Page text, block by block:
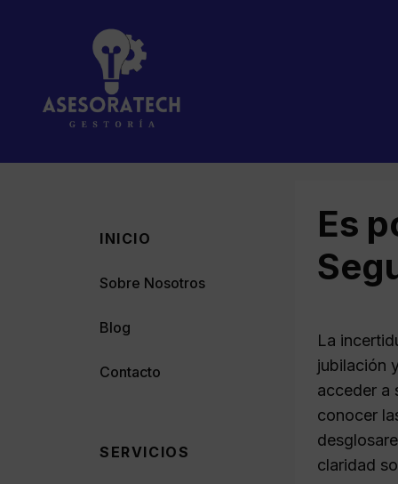
Es
La
jubilación
acceder a
conocer
claridad
INICIO
Sobre Nosotros
Blog
Contacto
SERVICIOS